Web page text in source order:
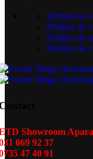
Termeni si
Politica de
Politica de
Politica de
Showroom
069 92 37
47 40 91